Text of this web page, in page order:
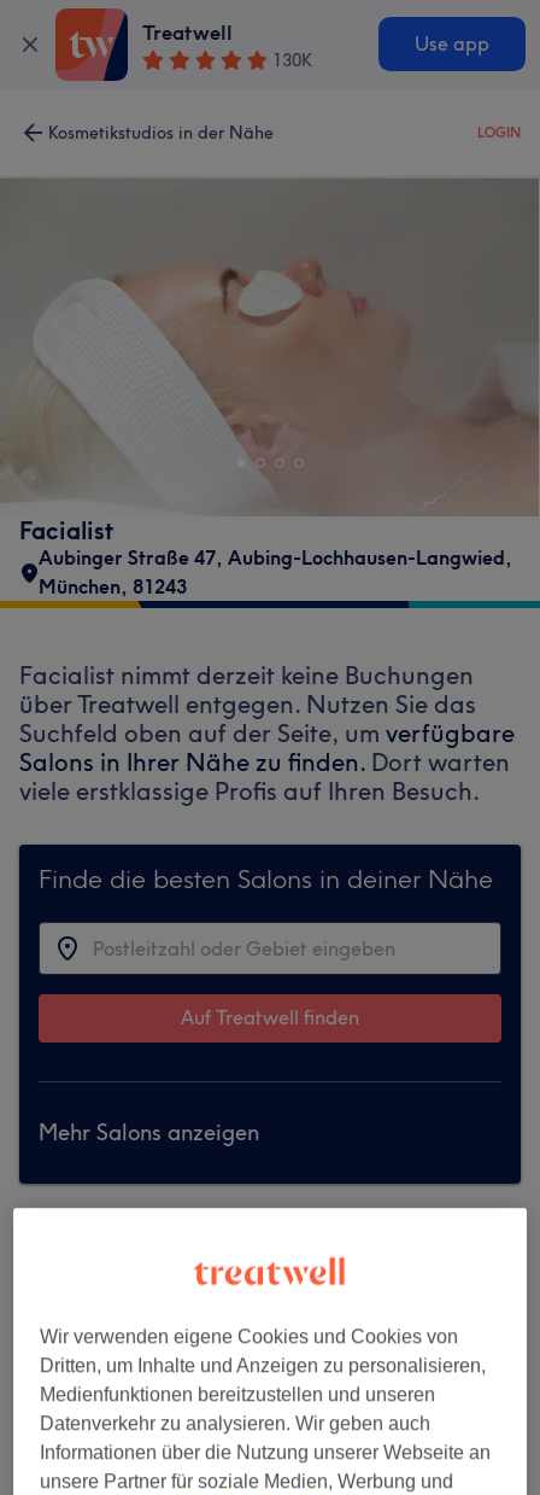
Treatwell
130K
Use app
Kosmetikstudios in der Nähe LOGIN
Facialist
Aubinger Straße 47, Aubing-Lochhausen-Langwied,
München, 81243
Facialist nimmt derzeit keine Buchungen
über Treatwell entgegen. Nutzen Sie das
Suchfeld oben auf der Seite, um verfügbare
Salons in Ihrer Nähe zu finden. Dort warten
viele erstklassige Profis auf Ihren Besuch.
Finde die besten Salons in deiner Nähe
Auf Treatwell finden
Mehr Salons anzeigen
Wir verwenden eigene Cookies und Cookies von
Dritten, um Inhalte und Anzeigen zu personalisieren,
Medienfunktionen bereitzustellen und unseren
Datenverkehr zu analysieren. Wir geben auch
Informationen über die Nutzung unserer Webseite an
unsere Partner für soziale Medien, Werbung und